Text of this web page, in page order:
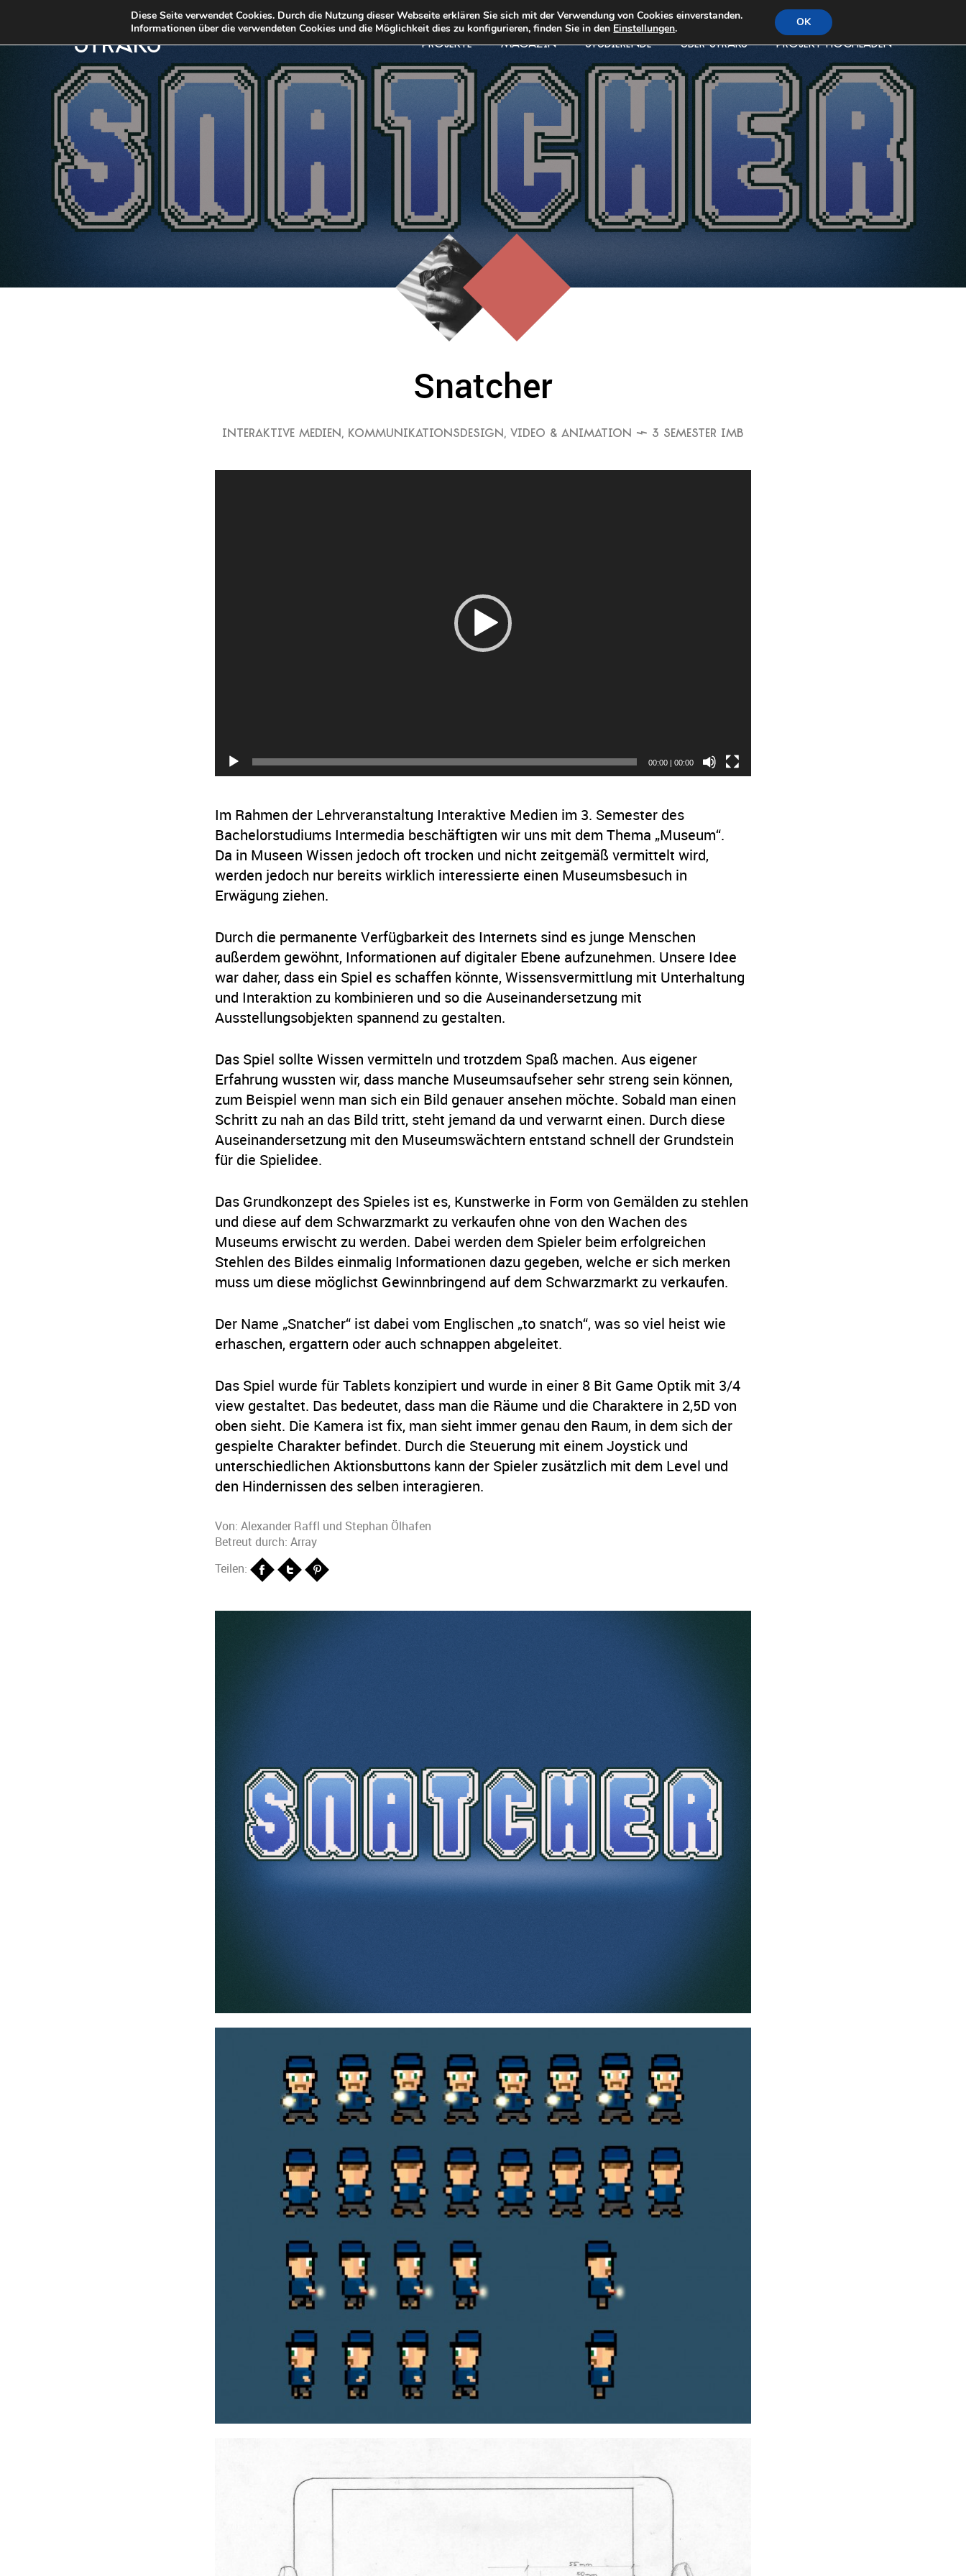
STRKS PROJEKTE MAGAZIN STUDIERENDE ÜBER STRAKS PROJEKT HOCHLADEN
Snatcher
INTERAKTIVE MEDIEN, KOMMUNIKATIONSDESIGN,VIDEO & ANIMATION  3 SEMESTER IMB
00:00 |00:00
Im Rahmen der Lehrveranstaltung Interaktive Medien im 3. Semester des
Bachelorstudiums Intermedia beschäftigten wir uns mit dem Thema „Museum“.
Da in Museen Wissen jedoch oft trocken und nicht zeitgemäß vermittelt wird,
werden jedoch nur bereits wirklich interessierte einen Museumsbesuch in
Erwägung ziehen.
Durch die permanente Verfügbarkeit des Internets sind es junge Menschen
außerdem gewöhnt, Informationen auf digitaler Ebene aufzunehmen. Unsere Idee
war daher, dass ein Spiel es schaffen könnte, Wissensvermittlung mit Unterhaltung
und Interaktion zu kombinieren und so die Auseinandersetzung mit
Ausstellungsobjekten spannend zu gestalten.
Das Spiel sollte Wissen vermitteln und trotzdem Spaß machen. Aus eigener
Erfahrung wussten wir, dass manche Museumsaufseher sehr streng sein können,
zum Beispiel wenn man sich ein Bild genauer ansehen möchte. Sobald man einen
Schritt zu nah an das Bild tritt, steht jemand da und verwarnt einen. Durch diese
Auseinandersetzung mit den Museumswächtern entstand schnell der Grundstein
für die Spielidee.
Das Grundkonzept des Spieles ist es, Kunstwerke in Form von Gemälden zu stehlen
und diese auf dem Schwarzmarkt zu verkaufen ohne von den Wachen des
Museums erwischt zu werden. Dabei werden dem Spieler beim erfolgreichen
Stehlen des Bildes einmalig Informationen dazu gegeben, welche er sich merken
muss um diese möglichst Gewinnbringend auf dem Schwarzmarkt zu verkaufen.
Der Name „Snatcher“ ist dabei vom Englischen „to snatch“, was so viel heist wie
erhaschen, ergattern oder auch schnappen abgeleitet.
Das Spiel wurde für Tablets konzipiert und wurde in einer 8 Bit Game Optik mit 3/4
view gestaltet. Das bedeutet, dass man die Räume und die Charaktere in 2,5D von
oben sieht. Die Kamera ist fix, man sieht immer genau den Raum, in dem sich der
gespielte Charakter befindet. Durch die Steuerung mit einem Joystick und
unterschiedlichen Aktionsbuttons kann der Spieler zusätzlich mit dem Level und
den Hindernissen des selben interagieren.
Von: Alexander Raffl und Stephan Ölhafen
Betreut durch: Array
Teilen:
Diese Seite verwendet Cookies. Durch die Nutzung dieser Webseite erklären Sie sich mit der Verwendung von Cookies einverstanden.
Informationen über die verwendeten Cookies und die Möglichkeit dies zu konfigurieren, finden Sie in den Einstellungen. OK